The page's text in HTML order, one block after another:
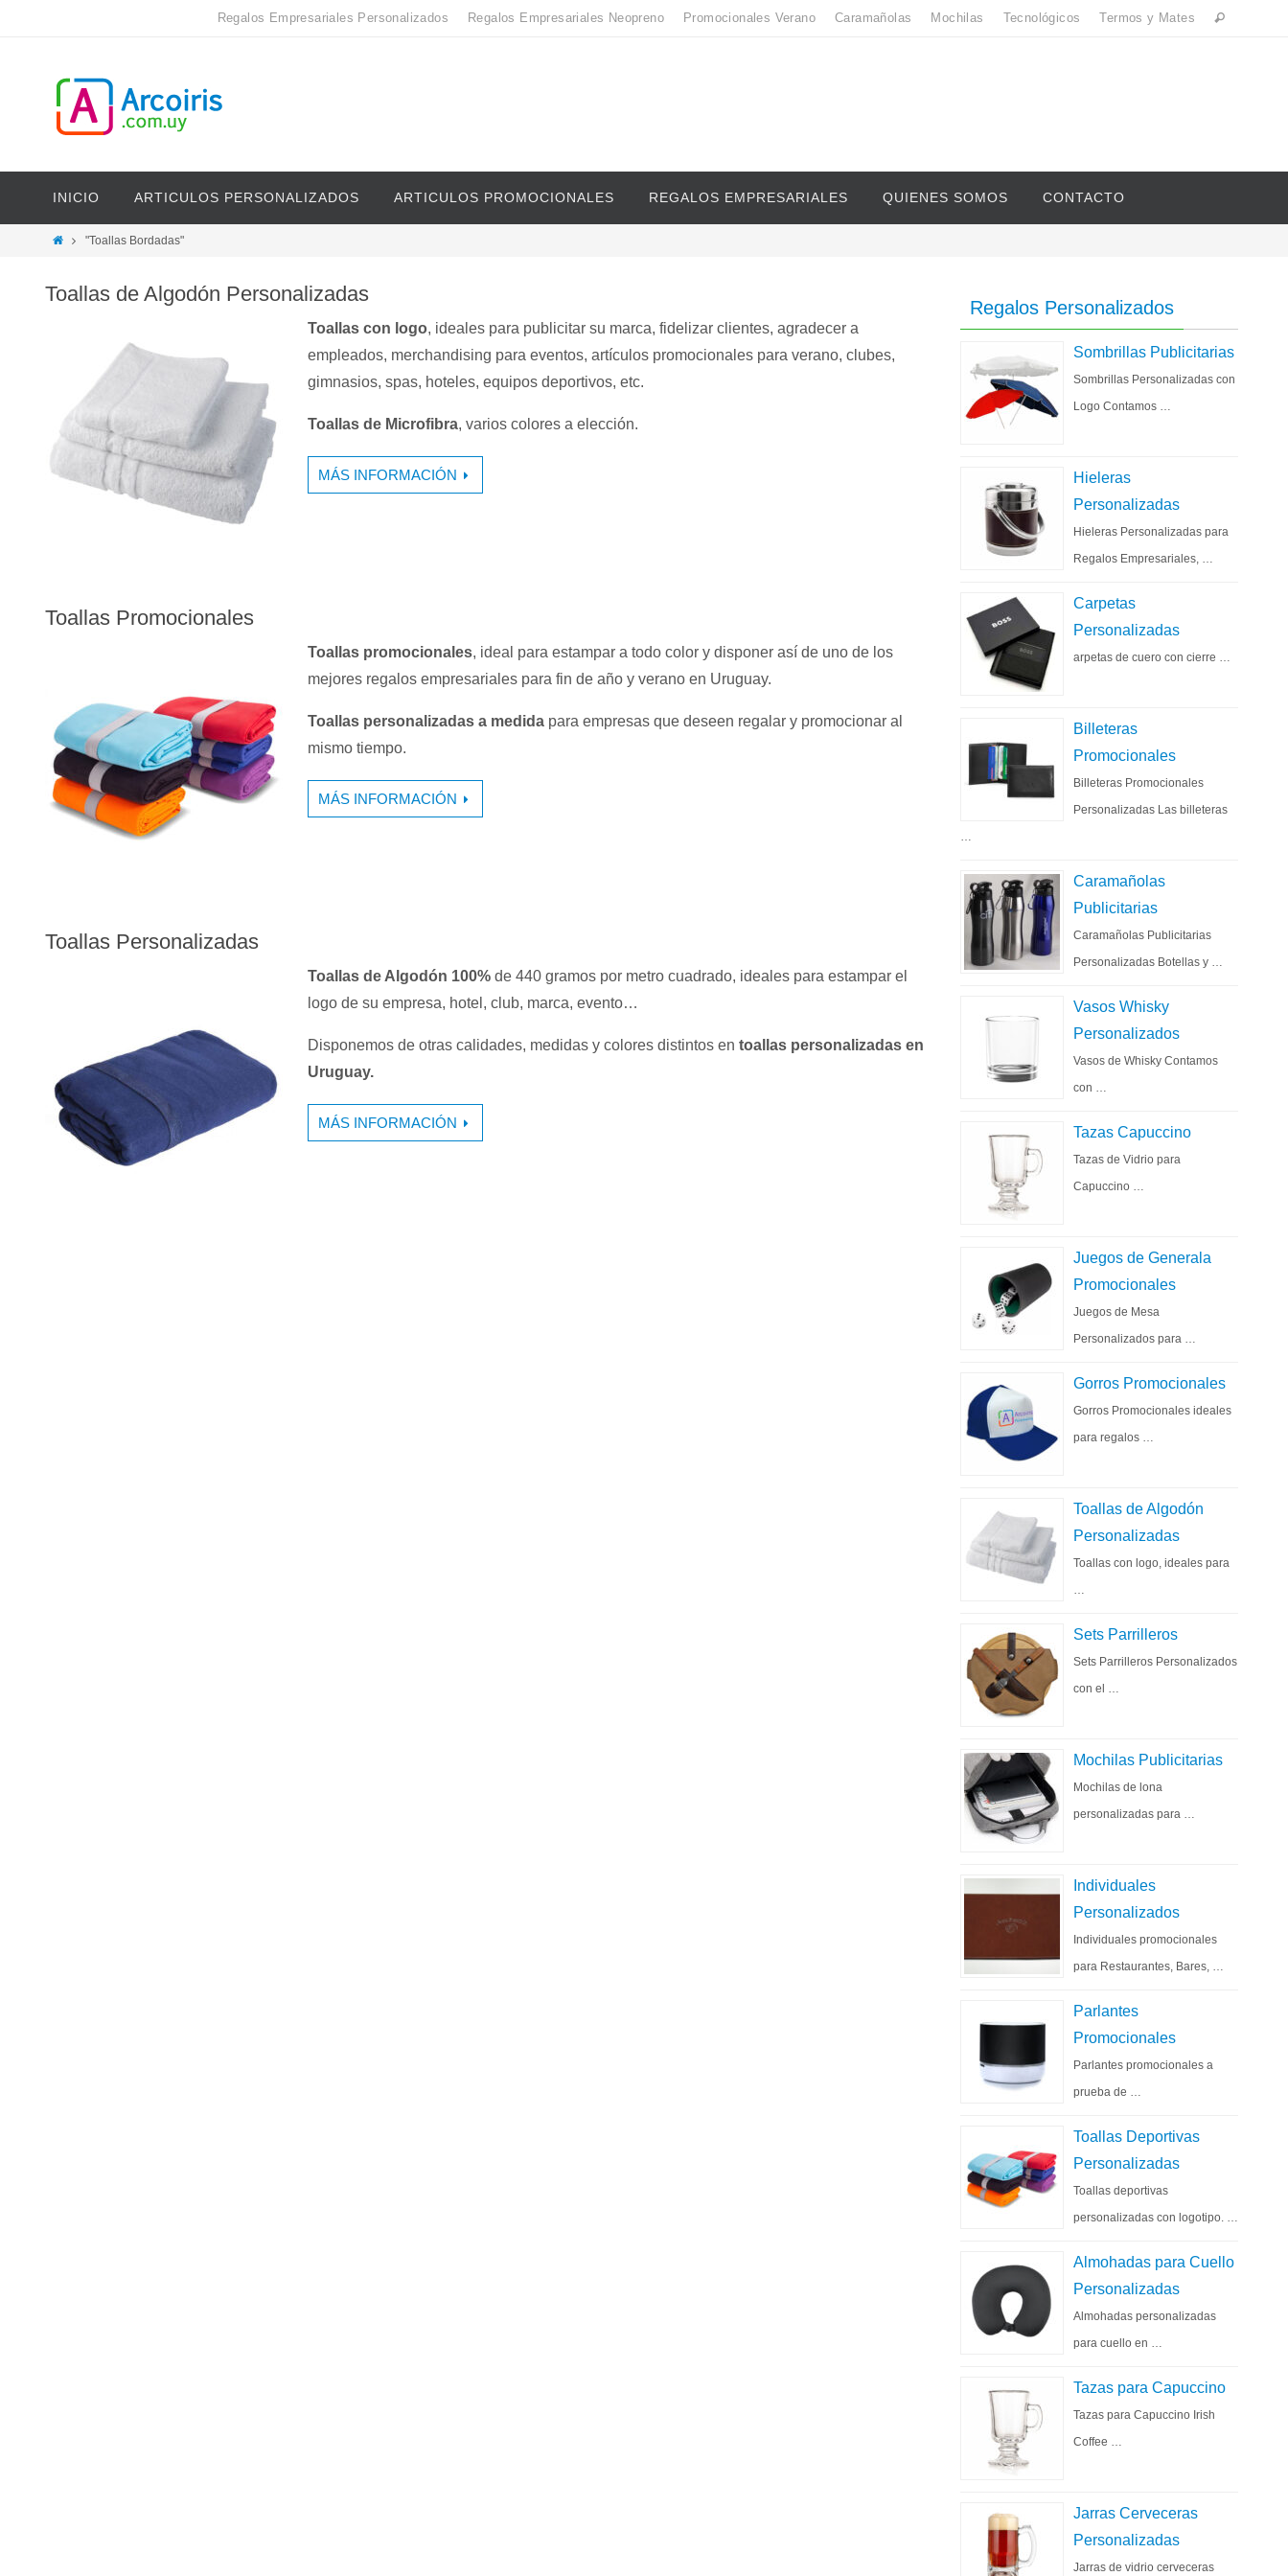
Regalos Empresariales Personalizados Regalos Empresariales Neopreno Promocionales Verano Caramañolas Mochilas Tecnológicos Termos y Mates
INICIO ARTICULOS PERSONALIZADOS ARTICULOS PROMOCIONALES REGALOS EMPRESARIALES QUIENES SOMOS CONTACTO
"Toallas Bordadas"
Toallas de Algodón Personalizadas
Toallas con logo, ideales para publicitar su marca, fidelizar clientes, agradecer a
empleados, merchandising para eventos, artículos promocionales para verano, clubes,
gimnasios, spas, hoteles, equipos deportivos, etc.
Toallas de Microfibra, varios colores a elección.
MÁS INFORMACIÓN
Toallas Promocionales
Toallas promocionales, ideal para estampar a todo color y disponer así de uno de los
mejores regalos empresariales para fin de año y verano en Uruguay.
Toallas personalizadas a medida para empresas que deseen regalar y promocionar al
mismo tiempo.
MÁS INFORMACIÓN
Toallas Personalizadas
Toallas de Algodón 100% de 440 gramos por metro cuadrado, ideales para estampar el
logo de su empresa, hotel, club, marca, evento…
Disponemos de otras calidades, medidas y colores distintos en toallas personalizadas en
Uruguay.
MÁS INFORMACIÓN
Regalos Personalizados
Sombrillas Publicitarias
Sombrillas Personalizadas con
Logo Contamos …
Hieleras
Personalizadas
Hieleras Personalizadas para
Regalos Empresariales, …
Carpetas
Personalizadas
arpetas de cuero con cierre …
Billeteras
Promocionales
Billeteras Promocionales
Personalizadas Las billeteras
…
Caramañolas
Publicitarias
Caramañolas Publicitarias
Personalizadas Botellas y …
Vasos Whisky
Personalizados
Vasos de Whisky Contamos
con …
Tazas Capuccino
Tazas de Vidrio para
Capuccino …
Juegos de Generala
Promocionales
Juegos de Mesa
Personalizados para …
Gorros Promocionales
Gorros Promocionales ideales
para regalos …
Toallas de Algodón
Personalizadas
Toallas con logo, ideales para
…
Sets Parrilleros
Sets Parrilleros Personalizados
con el …
Mochilas Publicitarias
Mochilas de lona
personalizadas para …
Individuales
Personalizados
Individuales promocionales
para Restaurantes, Bares, …
Parlantes
Promocionales
Parlantes promocionales a
prueba de …
Toallas Deportivas
Personalizadas
Toallas deportivas
personalizadas con logotipo. …
Almohadas para Cuello
Personalizadas
Almohadas personalizadas
para cuello en …
Tazas para Capuccino
Tazas para Capuccino Irish
Coffee …
Jarras Cerveceras
Personalizadas
Jarras de vidrio cerveceras